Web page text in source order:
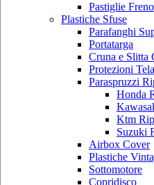
Pastiglie Freno
Plastiche Sfuse
Parafanghi
Portatarga
Cruna e Slitta
Protezioni
Paraspruzzi
Honda
Ktm
Suzuki
Airbox Cover
Plastiche
Sottomotore
Copridisco